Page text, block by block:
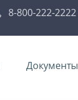
8-800-222-2222
Документы